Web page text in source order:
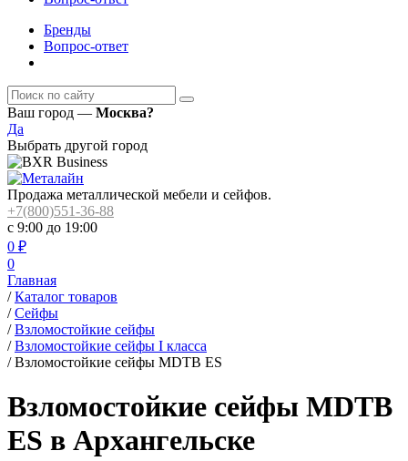
Бренды
Вопрос-ответ
Ваш город — Москва?
Да
Выбрать другой город
Продажа металлической мебели и сейфов.
+7(800)551-36-88
с 9:00 до 19:00
0 ₽
0
Главная
/ Каталог товаров
/ Сейфы
/ Взломостойкие сейфы
/ Взломостойкие сейфы I класса
/ Взломостойкие сейфы MDTB ES
Взломостойкие сейфы MDTB
ES в Архангельске